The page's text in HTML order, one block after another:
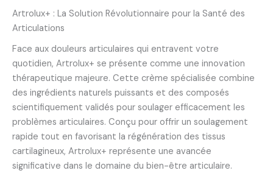
Artrolux+ : La Solution Révolutionnaire pour la Santé des
Articulations
Face aux douleurs articulaires qui entravent votre
quotidien, Artrolux+ se présente comme une innovation
thérapeutique majeure. Cette crème spécialisée combine
des ingrédients naturels puissants et des composés
scientifiquement validés pour soulager efficacement les
problèmes articulaires. Conçu pour offrir un soulagement
rapide tout en favorisant la régénération des tissus
cartilagineux, Artrolux+ représente une avancée
significative dans le domaine du bien-être articulaire.